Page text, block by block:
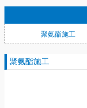
聚氨酯施工
聚氨酯施工